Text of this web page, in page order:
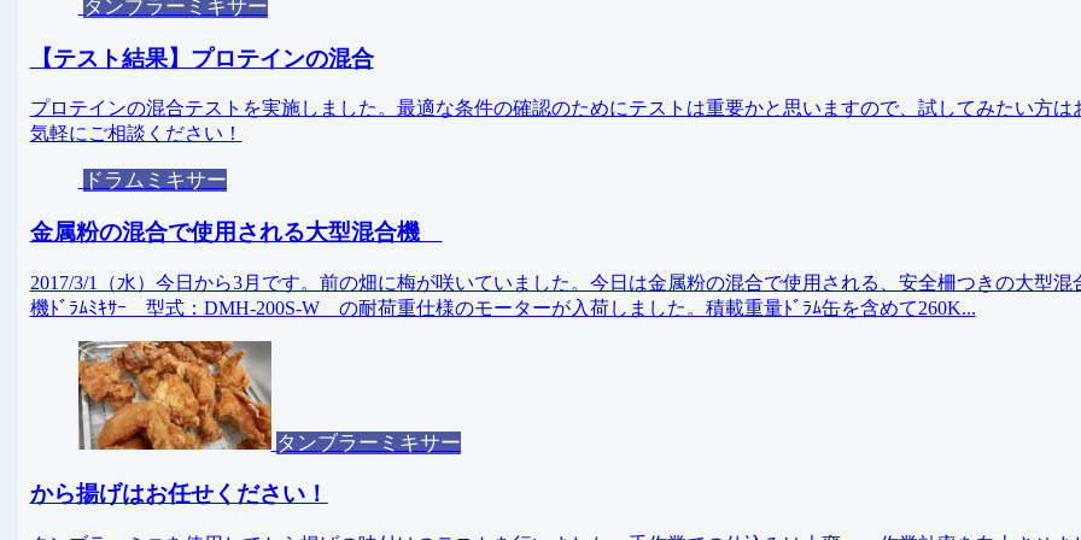
タンブラーミキサー
【テスト結果】プロテインの混合
プロテインの混合テストを実施しました。最適な条件の確認のためにテストは重要かと思いますので、試してみたい方は
気軽にご相談ください！
ドラムミキサー
金属粉の混合で使用される大型混合機
2017/3/1（水）今日から3月です。前の畑に梅が咲いていました。今日は金属粉の混合で使用される、安全柵つきの大型混
機ﾄﾞﾗﾑﾐｷｻｰ 型式：DMH-200S-W の耐荷重仕様のモーターが入荷しました。積載重量ﾄﾞﾗﾑ缶を含めて260K...
タンブラーミキサー
から揚げはお任せください！